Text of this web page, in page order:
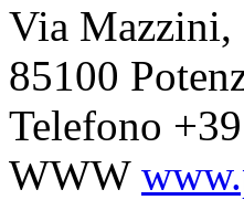
Via Mazzini,
85100
Telefono
WWW